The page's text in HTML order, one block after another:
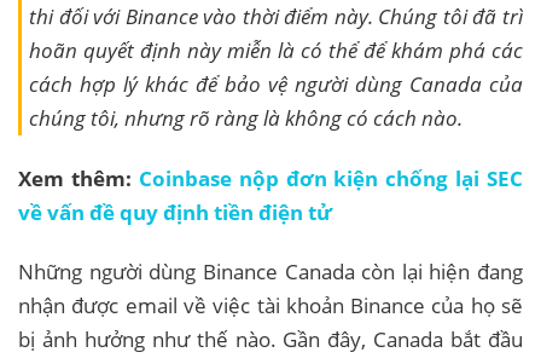
thi đối với Binance vào thời điểm này. Chúng tôi đã trì
hoãn quyết định này miễn là có thể để khám phá các
cách hợp lý khác để bảo vệ người dùng Canada của
chúng tôi, nhưng rõ ràng là không có cách nào.
Xem thêm: Coinbase nộp đơn kiện chống lại SEC
về vấn đề quy định tiền điện tử
Những người dùng Binance Canada còn lại hiện đang
nhận được email về việc tài khoản Binance của họ sẽ
bị ảnh hưởng như thế nào. Gần đây, Canada bắt đầu